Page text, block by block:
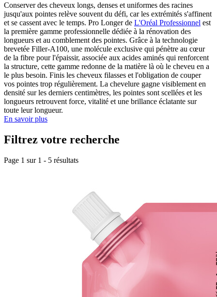
Conserver des cheveux longs, denses et uniformes des racines
jusqu'aux pointes relève souvent du défi, car les extrémités s'affinent
et se cassent avec le temps. Pro Longer de L'Oréal Professionnel est
la première gamme professionnelle dédiée à la rénovation des
longueurs et au comblement des pointes. Grâce à la technologie
brevetée Filler-A100, une molécule exclusive qui pénètre au cœur
de la fibre pour l'épaissir, associée aux acides aminés qui renforcent
la structure, cette gamme redonne de la matière là où le cheveu en a
le plus besoin. Finis les cheveux filasses et l'obligation de couper
vos pointes trop régulièrement. La chevelure gagne visiblement en
densité sur les derniers centimètres, les pointes sont scellées et les
longueurs retrouvent force, vitalité et une brillance éclatante sur
toute leur longueur.
En savoir plus
Filtrez votre recherche
Page 1 sur 1 - 5 résultats